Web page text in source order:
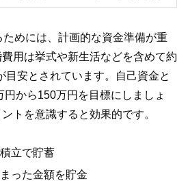
めには、計画的な資金準備が重
用は挙式や新生活などを含めて約
目安とされています。自己資金と
円から150万円を目標にしましょ
トを意識すると効果的です。
立で貯蓄
った金額を貯金